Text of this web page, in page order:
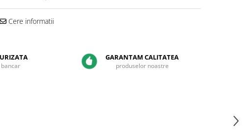
Cere informatii
GARANTAM CALITATEA
produselor noastre